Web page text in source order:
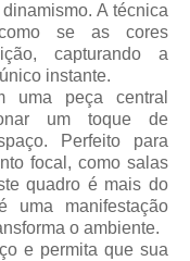
A técnica
se as cores
capturando a
instante.
uma peça central
um toque de
Perfeito para
focal, como salas
quadro é mais do
uma manifestação
o ambiente.
e permita que sua